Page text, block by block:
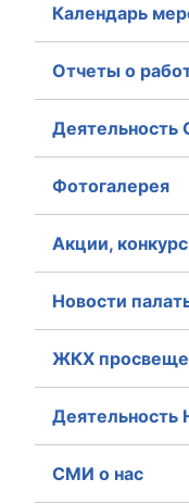
Календарь
Отчеты о
Деятельность
Фотогалерея
Акции,
Новости
ЖКХ
Деятельность
СМИ о нас